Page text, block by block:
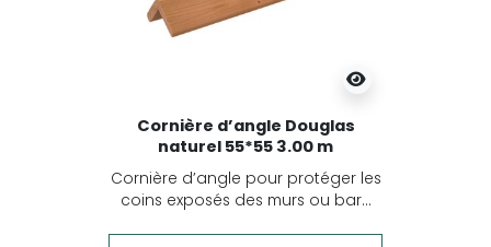
Cornière d’angle Douglas
naturel 55*55 3.00 m
Cornière d’angle pour protéger les
coins exposés des murs ou bar...